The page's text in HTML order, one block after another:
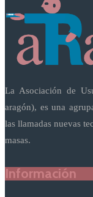
La Asociación de
aragón), es una
las llamadas nuevas
masas.
Información